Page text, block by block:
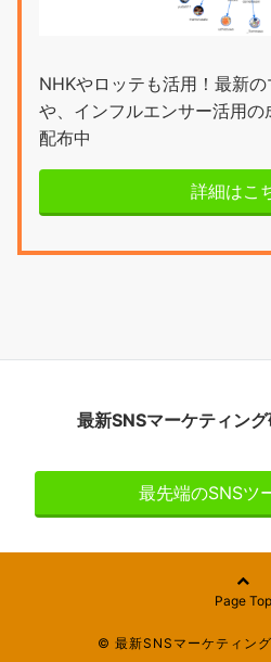
NHKやロッテも活用！最新
や、インフルエンサー活用
配布中
詳細はこ
最新SNSマーケティン
最先端のSNSツ
Page Top
© 最新SNSマーケティン